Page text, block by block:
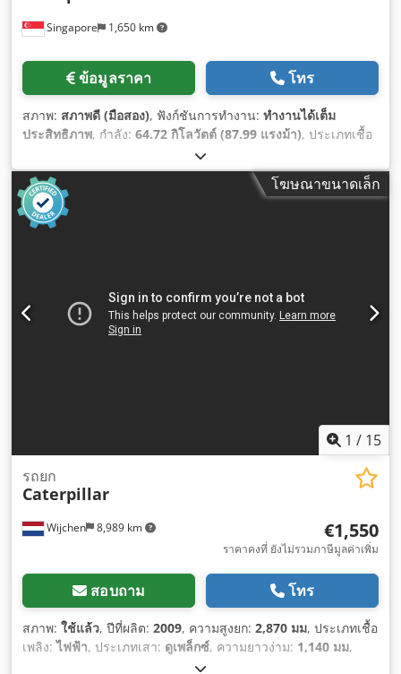
Singapore 1,650 km
ข้อมูลราคา โทร
สภาพ: สภาพดี (มือสอง), ฟังก์ชันการทำงาน: ทำงานได้เต็ม
ประสิทธิภาพ, กำลัง: 64.72 กิโลวัตต์ (87.99 แรงม้า), ประเภทเชื้อ
, สภาพการขับเคลื่อน:
จำนวนที่นั่ง:1, หมายเลขเครื่องจักร/ยานพาหนะ:3YS00993,
อุปกรณ์:
โฆษณาขนาดเล็ก
1 / 15
Wijchen 8,989 km
รถยก
Caterpillar
€1,550
ราคาคงที่ ยังไม่รวมภาษีมูลค่าเพิ่ม
สอบถาม โทร
สภาพ: ใช้แล้ว, ปีที่ผลิต: 2009, ความสูงยก: 2,870 มม, ประเภทเชื้อ
เพลิง:ไฟฟ้า, ประเภทเสา: ดูเพล็กซ์, ความยาวง่าม: 1,140 มม,
, ความยาวทั้งหมด: